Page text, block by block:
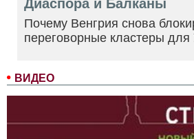
ВИДЕО
Диаспора и Балканы
Почему Венгрия снова
переговорные кластеры для